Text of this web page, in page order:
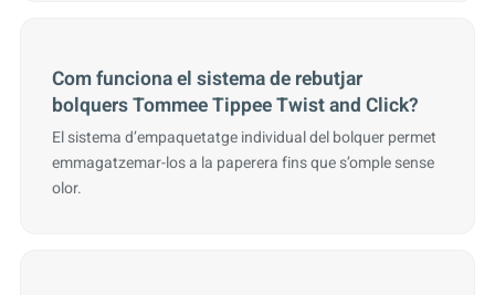
Com funciona el sistema de rebutjar
bolquers Tommee Tippee Twist and Click?
El sistema d’empaquetatge individual del bolquer permet
emmagatzemar-los a la paperera fins que s’omple sense
olor.